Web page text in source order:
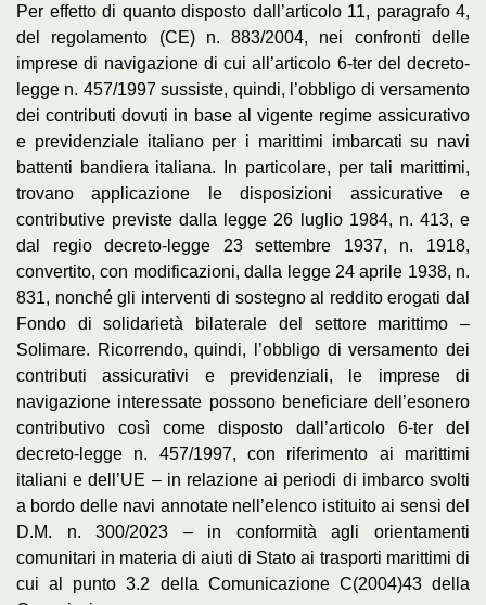
Per effetto di quanto disposto dall’articolo 11, paragrafo 4,
del regolamento (CE) n. 883/2004, nei confronti delle
imprese di navigazione di cui all’articolo 6-ter del decreto-
legge n. 457/1997 sussiste, quindi, l’obbligo di versamento
dei contributi dovuti in base al vigente regime assicurativo
e previdenziale italiano per i marittimi imbarcati su navi
battenti bandiera italiana. In particolare, per tali marittimi,
trovano applicazione le disposizioni assicurative e
contributive previste dalla legge 26 luglio 1984, n. 413, e
dal regio decreto-legge 23 settembre 1937, n. 1918,
convertito, con modificazioni, dalla legge 24 aprile 1938, n.
831, nonché gli interventi di sostegno al reddito erogati dal
Fondo di solidarietà bilaterale del settore marittimo –
Solimare. Ricorrendo, quindi, l’obbligo di versamento dei
contributi assicurativi e previdenziali, le imprese di
navigazione interessate possono beneficiare dell’esonero
contributivo così come disposto dall’articolo 6-ter del
decreto-legge n. 457/1997, con riferimento ai marittimi
italiani e dell’UE – in relazione ai periodi di imbarco svolti
a bordo delle navi annotate nell’elenco istituito ai sensi del
D.M. n. 300/2023 – in conformità agli orientamenti
comunitari in materia di aiuti di Stato ai trasporti marittimi di
cui al punto 3.2 della Comunicazione C(2004)43 della